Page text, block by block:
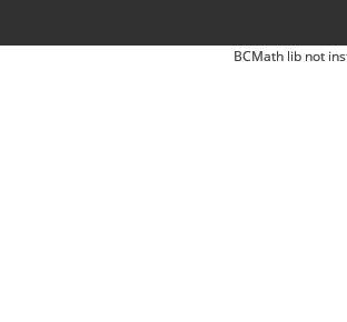
BCMath lib not